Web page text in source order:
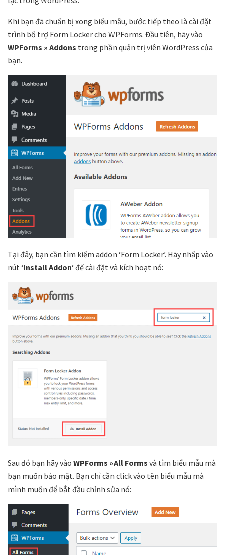
Khi bạn đã chuẩn bị xong biểu mẫu, bước tiếp theo là cài đặt
trình bổ trợ Form Locker cho WPForms. Đầu tiên, hãy vào
WPForms » Addons trong phần quản trị viên WordPress của
bạn.
Tại đây, bạn cần tìm kiếm addon ‘Form Locker’. Hãy nhấp vào
nút ‘Install Addon‘ để cài đặt và kích hoạt nó:
Sau đó bạn hãy vào WPForms »All Forms và tìm biểu mẫu mà
bạn muốn bảo mật. Bạn chỉ cần click vào tên biểu mẫu mà
mình muốn để bắt đầu chỉnh sửa nó: